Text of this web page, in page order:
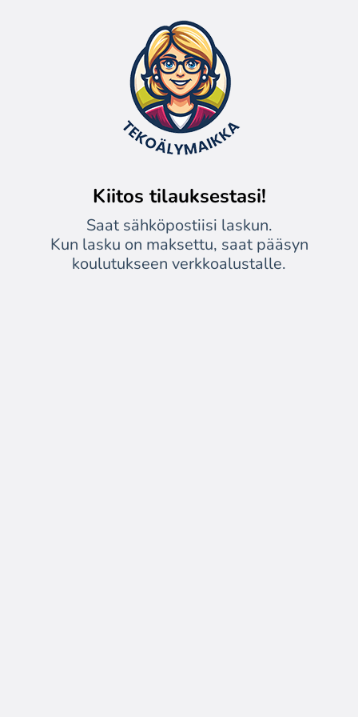
Kiitos tilauksestasi!
Saat sähköpostiisi laskun.
Kun lasku on maksettu, saat pääsyn
koulutukseen verkkoalustalle.